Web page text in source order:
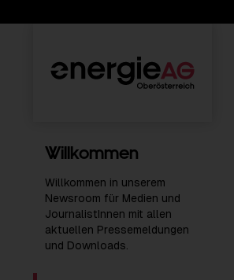
Willkommen
Willkommen in unserem
Newsroom für Medien und
JournalistInnen mit allen
aktuellen Pressemeldungen
und Downloads.